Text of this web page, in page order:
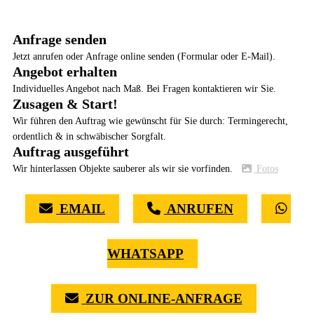
Anfrage senden
Jetzt anrufen oder Anfrage online senden (Formular oder E-Mail).
Angebot erhalten
Individuelles Angebot nach Maß. Bei Fragen kontaktieren wir Sie.
Zusagen & Start!
Wir führen den Auftrag wie gewünscht für Sie durch: Termingerecht,
ordentlich & in schwäbischer Sorgfalt.
Auftrag ausgeführt
Wir hinterlassen Objekte sauberer als wir sie vorfinden. Fotos
EMAIL ANRUFEN
WHATSAPP
ZUR ONLINE-ANFRAGE